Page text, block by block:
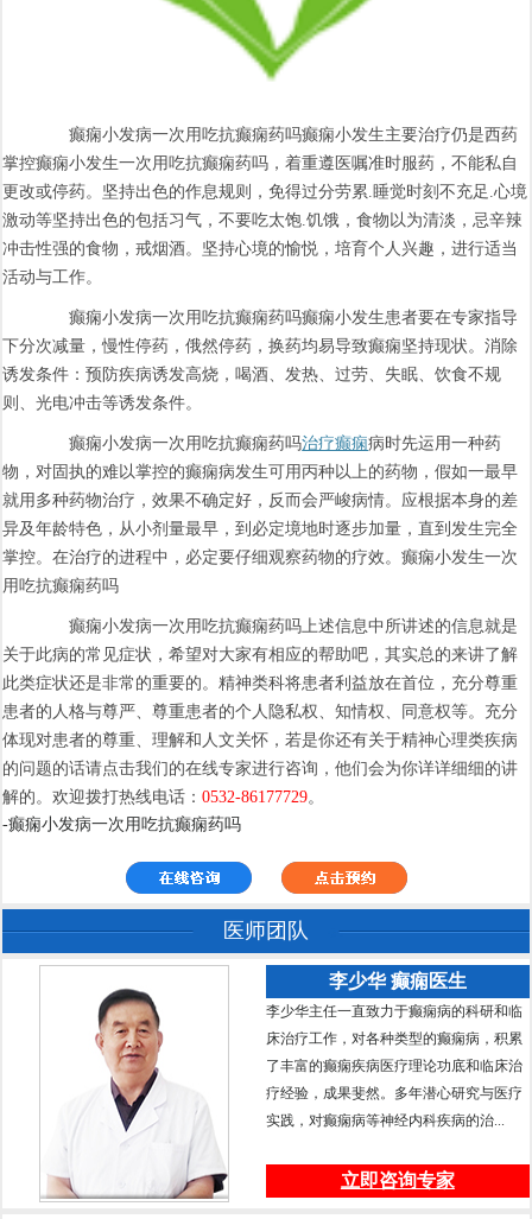
癫痫小发病一次用吃抗癫痫药吗癫痫小发生主要治疗仍是西药
掌控癫痫小发生一次用吃抗癫痫药吗，着重遵医嘱准时服药，不能私自
更改或停药。坚持出色的作息规则，免得过分劳累.睡觉时刻不充足.心境
激动等坚持出色的包括习气，不要吃太饱.饥饿，食物以为清淡，忌辛辣
冲击性强的食物，戒烟酒。坚持心境的愉悦，培育个人兴趣，进行适当
活动与工作。
癫痫小发病一次用吃抗癫痫药吗癫痫小发生患者要在专家指导
下分次减量，慢性停药，俄然停药，换药均易导致癫痫坚持现状。消除
诱发条件：预防疾病诱发高烧，喝酒、发热、过劳、失眠、饮食不规
则、光电冲击等诱发条件。
癫痫小发病一次用吃抗癫痫药吗治疗癫痫病时先运用一种药
物，对固执的难以掌控的癫痫病发生可用丙种以上的药物，假如一最早
就用多种药物治疗，效果不确定好，反而会严峻病情。应根据本身的差
异及年龄特色，从小剂量最早，到必定境地时逐步加量，直到发生完全
掌控。在治疗的进程中，必定要仔细观察药物的疗效。癫痫小发生一次
用吃抗癫痫药吗
癫痫小发病一次用吃抗癫痫药吗上述信息中所讲述的信息就是
关于此病的常见症状，希望对大家有相应的帮助吧，其实总的来讲了解
此类症状还是非常的重要的。精神类科将患者利益放在首位，充分尊重
患者的人格与尊严、尊重患者的个人隐私权、知情权、同意权等。充分
体现对患者的尊重、理解和人文关怀，若是你还有关于精神心理类疾病
的问题的话请点击我们的在线专家进行咨询，他们会为你详详细细的讲
解的。欢迎拨打热线电话：0532-86177729。
-癫痫小发病一次用吃抗癫痫药吗
医师团队
李少华 癫痫医生
李少华主任一直致力于癫痫病的科研和临
床治疗工作，对各种类型的癫痫病，积累
了丰富的癫痫疾病医疗理论功底和临床治
疗经验，成果斐然。多年潜心研究与医疗
实践，对癫痫病等神经内科疾病的治...
立即咨询专家